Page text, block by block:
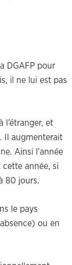
DGAFP pour
il ne lui est pas
l’étranger, et
Il augmenterait
Ainsi l’année
cette année, si
80 jours.
le pays
ou en